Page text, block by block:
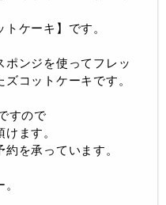
ケーキ】です。
ポンジを使ってフレッ
コットケーキです。
すので
ます。
を承っています。